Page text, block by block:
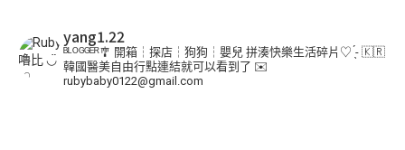
yang1.22
ᴮᴸᴼᴳᴳᴱᴿ🎐 開箱┆探店┆狗狗┆嬰兒 拼湊快樂生活碎片♡ ̖́- 🇰🇷
韓國醫美自由行點連結就可以看到了 ✉️
rubybaby0122@gmail.com